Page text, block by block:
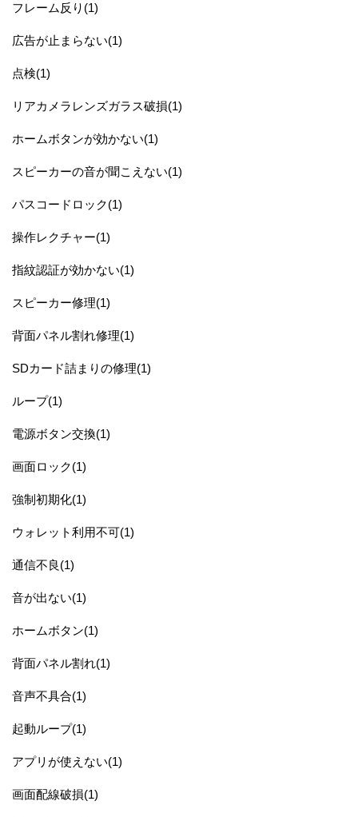
フレーム反り(1)
広告が止まらない(1)
点検(1)
リアカメラレンズガラス破損(1)
ホームボタンが効かない(1)
スピーカーの音が聞こえない(1)
パスコードロック(1)
操作レクチャー(1)
指紋認証が効かない(1)
スピーカー修理(1)
背面パネル割れ修理(1)
SDカード詰まりの修理(1)
ループ(1)
電源ボタン交換(1)
画面ロック(1)
強制初期化(1)
ウォレット利用不可(1)
通信不良(1)
音が出ない(1)
ホームボタン(1)
背面パネル割れ(1)
音声不具合(1)
起動ループ(1)
アプリが使えない(1)
画面配線破損(1)